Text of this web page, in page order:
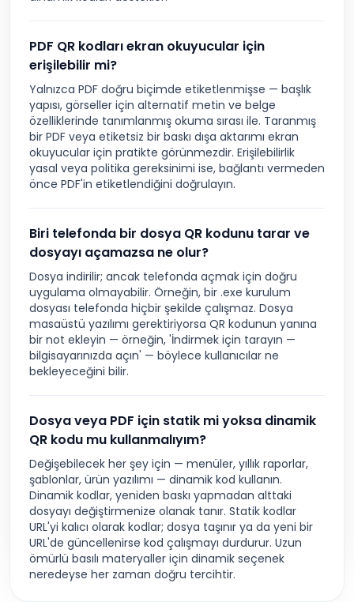
PDF QR kodları ekran okuyucular için
erişilebilir mi?
Yalnızca PDF doğru biçimde etiketlenmişse — başlık
yapısı, görseller için alternatif metin ve belge
özelliklerinde tanımlanmış okuma sırası ile. Taranmış
bir PDF veya etiketsiz bir baskı dışa aktarımı ekran
okuyucular için pratikte görünmezdir. Erişilebilirlik
yasal veya politika gereksinimi ise, bağlantı vermeden
önce PDF'in etiketlendiğini doğrulayın.
Biri telefonda bir dosya QR kodunu tarar ve
dosyayı açamazsa ne olur?
Dosya indirilir; ancak telefonda açmak için doğru
uygulama olmayabilir. Örneğin, bir .exe kurulum
dosyası telefonda hiçbir şekilde çalışmaz. Dosya
masaüstü yazılımı gerektiriyorsa QR kodunun yanına
bir not ekleyin — örneğin, 'İndirmek için tarayın —
bilgisayarınızda açın' — böylece kullanıcılar ne
bekleyeceğini bilir.
Dosya veya PDF için statik mi yoksa dinamik
QR kodu mu kullanmalıyım?
Değişebilecek her şey için — menüler, yıllık raporlar,
şablonlar, ürün yazılımı — dinamik kod kullanın.
Dinamik kodlar, yeniden baskı yapmadan alttaki
dosyayı değiştirmenize olanak tanır. Statik kodlar
URL'yi kalıcı olarak kodlar; dosya taşınır ya da yeni bir
URL'de güncellenirse kod çalışmayı durdurur. Uzun
ömürlü basılı materyaller için dinamik seçenek
neredeyse her zaman doğru tercihtir.